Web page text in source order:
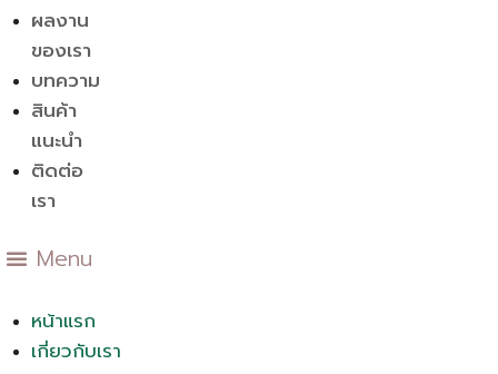
ผลงาน
ของเรา
บทความ
สินค้า
แนะนำ
ติดต่อ
เรา
Menu
หน้าแรก
เกี่ยวกับเรา